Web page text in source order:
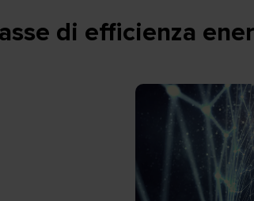
di efficienza